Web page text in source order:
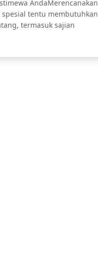
AndaMerencanakan
spesial tentu membutuhkan
termasuk sajian